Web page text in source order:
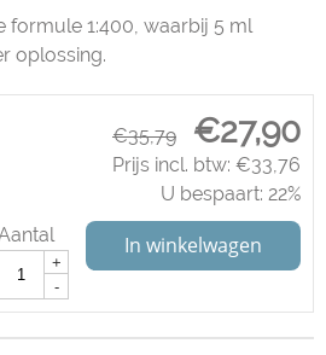
1:400, waarbij 5 ml
oplossing.
€35,79 €27,90
Prijs incl. btw: €33,76
U bespaart: 22%
+
-
In winkelwagen